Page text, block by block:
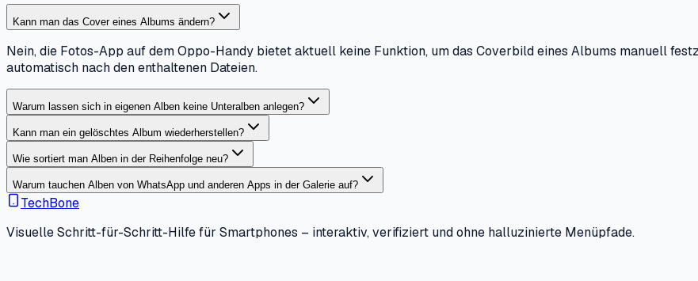
Kann man das Cover eines Albums ändern?
Nein, die Fotos-App auf dem Oppo-Handy bietet aktuell keine Funktion, um das Coverbild eines Albums manuell
automatisch nach den enthaltenen Dateien.
Warum lassen sich in eigenen Alben keine Unteralben anlegen?
Kann man ein gelöschtes Album wiederherstellen?
Wie sortiert man Alben in der Reihenfolge neu?
Warum tauchen Alben von WhatsApp und anderen Apps in der Galerie auf?
TechBone
Visuelle Schritt-für-Schritt-Hilfe für Smartphones – interaktiv, verifiziert und ohne halluzinierte Menüpfade.